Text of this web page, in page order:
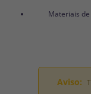
Materiais
Aviso: